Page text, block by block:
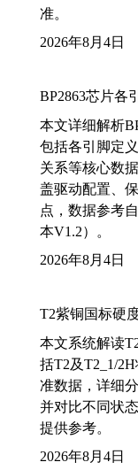
准。
2026年8月4日
BP2863芯片各
本文详细解析
包括各引脚定
关系等核心数
盖驱动配置、
点，数据参考
本V1.2）。
2026年8月4日
T2紫铜国标硬
本文系统解读
括T2及T2_1/
准数据，详细
并对比不同状
提供参考。
2026年8月4日